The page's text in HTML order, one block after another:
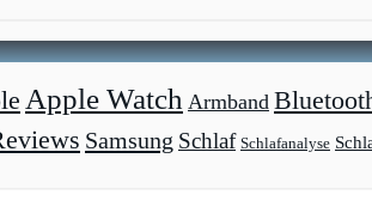
Apple Watch Armband
Samsung Schlaf Schlafanalyse